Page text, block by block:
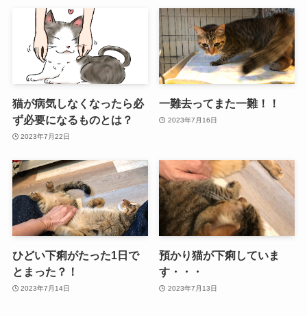
猫が病気しなくなったら必
ず必要になるものとは？
2023年7月22日
一難去ってまた一難！！
2023年7月16日
ひどい下痢がたった1日で
とまった？！
2023年7月14日
預かり猫が下痢していま
す・・・
2023年7月13日